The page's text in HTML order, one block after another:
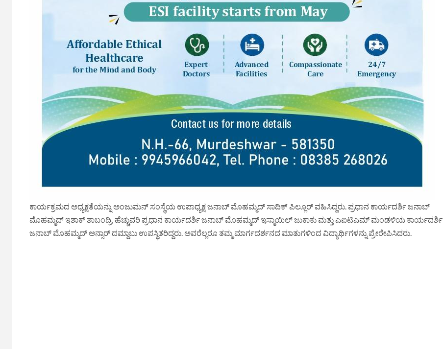
ಕಾರ್ಯಕ್ರಮದ ಅಧ್ಯಕ್ಷತೆಯನ್ನು ಅಂಜುಮನ್ ಸಂಸ್ಥೆಯ ಉಪಾಧ್ಯಕ್ಷ ಜನಾಬ್ ಮೊಹಮ್ಮದ್ ಸಾದಿಕ್ ಪಿಲ್ಲೂರ್ ವಹಿಸಿದ್ದರು. ಪ್ರಧಾನ ಕಾರ್ಯದರ್ಶಿ ಜನಾಬ್
ಮೊಹಮ್ಮದ್ ಇಶಾಕ್ ಶಾಬಂದ್ರಿ, ಹೆಚ್ಚುವರಿ ಪ್ರಧಾನ ಕಾರ್ಯದರ್ಶಿ ಜನಾಬ್ ಮೊಹಮ್ಮದ್ ಇಸ್ಮಾಯಿಲ್ ಜುಕಾಕು ಮತ್ತು ಎಐಟಿಎಮ್ ಮಂಡಳಿಯ ಕಾರ್ಯದರ್ಶಿ
ಜನಾಬ್ ಮೊಹಮ್ಮದ್ ಅನ್ಸಾರ್ ದಮ್ದಾಬು ಉಪಸ್ಥಿತರಿದ್ದರು. ಅವರೆಲ್ಲರೂ ತಮ್ಮ ಮಾರ್ಗದರ್ಶನದ ಮಾತುಗಳಿಂದ ವಿದ್ಯಾರ್ಥಿಗಳನ್ನು ಪ್ರೇರೇಪಿಸಿದರು.